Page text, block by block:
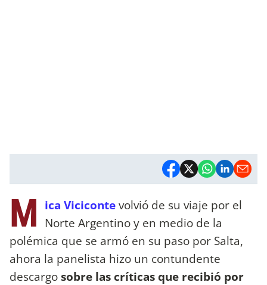
M ica Vicicontevolvió de su viaje por el
Norte Argentino y en medio de la
polémica que se armó en su paso por Salta,
ahora la panelista hizo un contundente
descargosobre las críticas que recibió por